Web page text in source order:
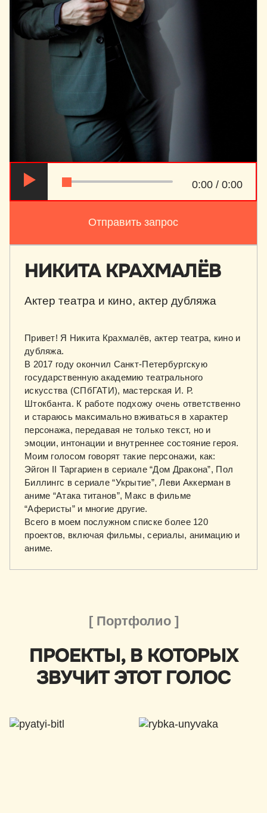
0:00 / 0:00
Отправить запрос
НИКИТА КРАХМАЛЁВ
Актер театра и кино, актер дубляжа
Привет! Я Никита Крахмалёв, актер театра, кино и
дубляжа.
В 2017 году окончил Санкт-Петербургскую
государственную академию театрального
искусства (СПбГАТИ), мастерская И. Р.
Штокбанта. К работе подхожу очень ответственно
и стараюсь максимально вживаться в характер
персонажа, передавая не только текст, но и
эмоции, интонации и внутреннее состояние героя.
Моим голосом говорят такие персонажи, как:
Эйгон II Таргариен в сериале “Дом Дракона”, Пол
Биллингс в сериале “Укрытие”, Леви Аккерман в
аниме “Атака титанов”, Макс в фильме
“Аферисты” и многие другие.
Всего в моем послужном списке более 120
проектов, включая фильмы, сериалы, анимацию и
аниме.
[ Портфолио ]
ПРОЕКТЫ, В КОТОРЫХ
ЗВУЧИТ ЭТОТ ГОЛОС